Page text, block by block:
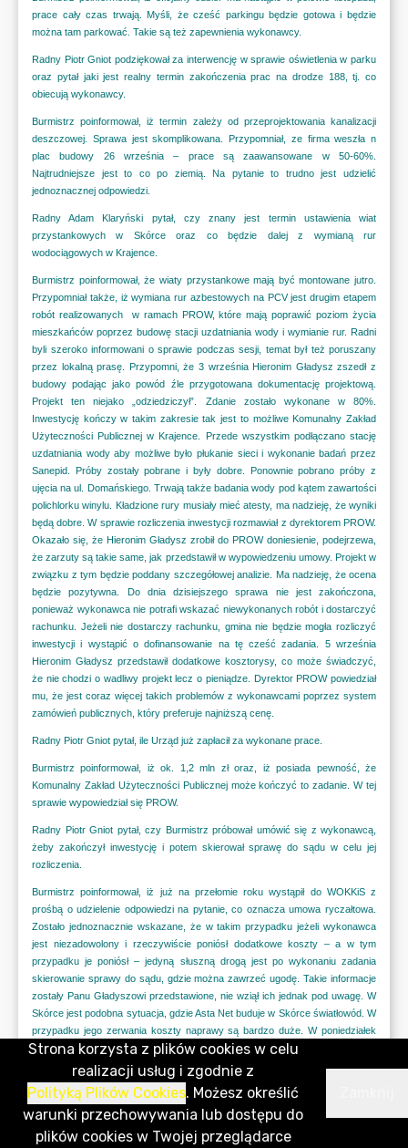
Strona korzysta z plików cookies w celu
realizacji usług i zgodnie z
Polityką Plików Cookies. Możesz określić
warunki przechowywania lub dostępu do
plików cookies w Twojej przeglądarce